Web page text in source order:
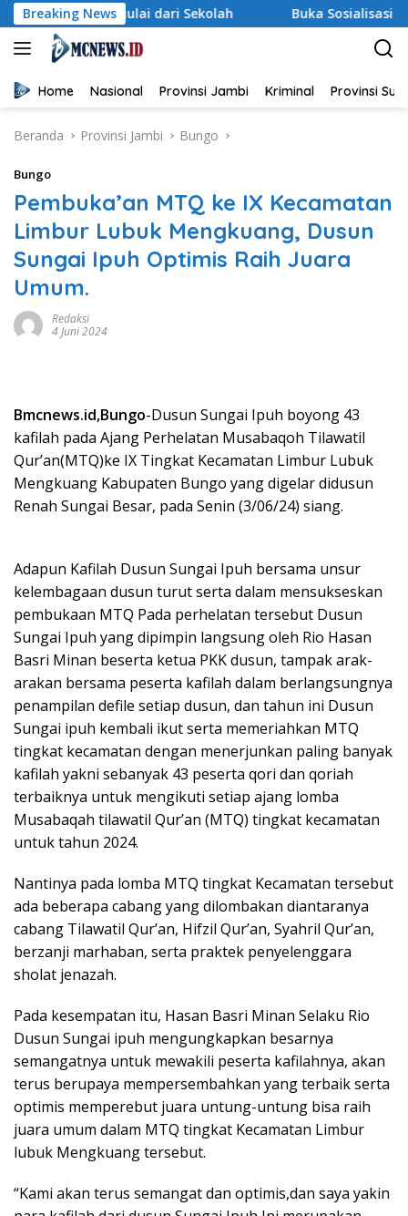
Langsung
ke
konten
Breaking News
Dimulai dari Sekolah Buka Sosialisasi Akbar
Home Nasional Provinsi Jambi Kriminal Provinsi
Beranda Provinsi Jambi Bungo
Bungo
Pembuka’an MTQ ke IX Kecamatan
Limbur Lubuk Mengkuang, Dusun
Sungai Ipuh Optimis Raih Juara
Umum.
Redaksi
4 Juni 2024
Bmcnews.id,Bungo-Dusun Sungai Ipuh boyong 43
kafilah pada Ajang Perhelatan Musabaqoh Tilawatil
Qur’an(MTQ)ke IX Tingkat Kecamatan Limbur Lubuk
Mengkuang Kabupaten Bungo yang digelar didusun
Renah Sungai Besar, pada Senin (3/06/24) siang.
Adapun Kafilah Dusun Sungai Ipuh bersama unsur
kelembagaan dusun turut serta dalam mensukseskan
pembukaan MTQ Pada perhelatan tersebut Dusun
Sungai Ipuh yang dipimpin langsung oleh Rio Hasan
Basri Minan beserta ketua PKK dusun, tampak arak-
arakan bersama peserta kafilah dalam berlangsungnya
penampilan defile setiap dusun, dan tahun ini Dusun
Sungai ipuh kembali ikut serta memeriahkan MTQ
tingkat kecamatan dengan menerjunkan paling banyak
kafilah yakni sebanyak 43 peserta qori dan qoriah
terbaiknya untuk mengikuti setiap ajang lomba
Musabaqah tilawatil Qur’an (MTQ) tingkat kecamatan
untuk tahun 2024.
Nantinya pada lomba MTQ tingkat Kecamatan tersebut
ada beberapa cabang yang dilombakan diantaranya
cabang Tilawatil Qur’an, Hifzil Qur’an, Syahril Qur’an,
berzanji marhaban, serta praktek penyelenggara
sholat jenazah.
Pada kesempatan itu, Hasan Basri Minan Selaku Rio
Dusun Sungai ipuh mengungkapkan besarnya
semangatnya untuk mewakili peserta kafilahnya, akan
terus berupaya mempersembahkan yang terbaik serta
optimis memperebut juara untung-untung bisa raih
juara umum dalam MTQ tingkat Kecamatan Limbur
lubuk Mengkuang tersebut.
“Kami akan terus semangat dan optimis,dan saya yakin